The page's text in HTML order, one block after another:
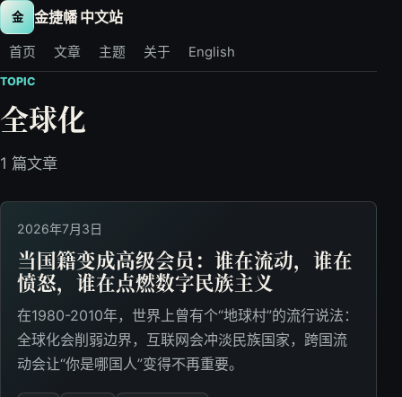
金 金捷幡 中文站
首页 文章 主题 关于 English
TOPIC
全球化
1 篇文章
2026年7月3日
当国籍变成高级会员：谁在流动，谁在
愤怒，谁在点燃数字民族主义
在1980-2010年，世界上曾有个“地球村”的流行说法：
全球化会削弱边界，互联网会冲淡民族国家，跨国流
动会让“你是哪国人”变得不再重要。